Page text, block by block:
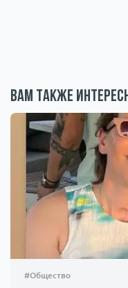
Вам также
#Общество